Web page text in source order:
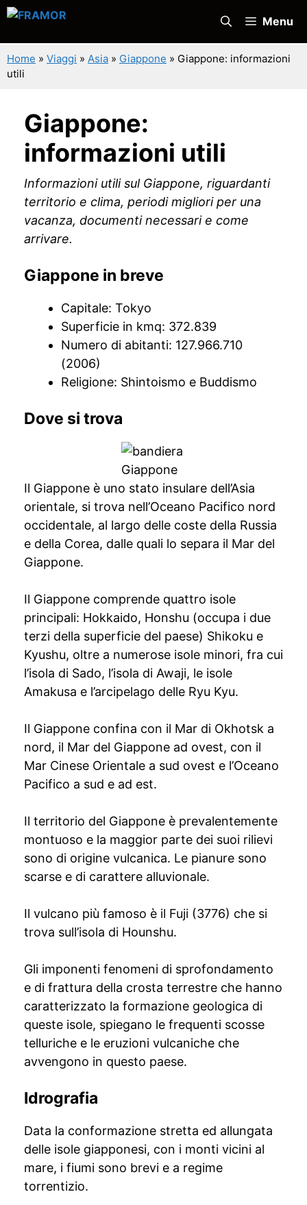
Vai
contenuto
Menu
Home » Viaggi » Asia » Giappone » Giappone: informazioni
utili
Giappone:
informazioni utili
Informazioni utili sul Giappone, riguardanti
territorio e clima, periodi migliori per una
vacanza, documenti necessari e come
arrivare.
Giappone in breve
Capitale: Tokyo
Superficie in kmq: 372.839
Numero di abitanti: 127.966.710
(2006)
Religione: Shintoismo e Buddismo
Dove si trova
Il Giappone è uno stato insulare dell’Asia
orientale, si trova nell’Oceano Pacifico nord
occidentale, al largo delle coste della Russia
e della Corea, dalle quali lo separa il Mar del
Giappone.
Il Giappone comprende quattro isole
principali: Hokkaido, Honshu (occupa i due
terzi della superficie del paese) Shikoku e
Kyushu, oltre a numerose isole minori, fra cui
l’isola di Sado, l’isola di Awaji, le isole
Amakusa e l’arcipelago delle Ryu Kyu.
Il Giappone confina con il Mar di Okhotsk a
nord, il Mar del Giappone ad ovest, con il
Mar Cinese Orientale a sud ovest e l’Oceano
Pacifico a sud e ad est.
Il territorio del Giappone è prevalentemente
montuoso e la maggior parte dei suoi rilievi
sono di origine vulcanica. Le pianure sono
scarse e di carattere alluvionale.
Il vulcano più famoso è il Fuji (3776) che si
trova sull’isola di Hounshu.
Gli imponenti fenomeni di sprofondamento
e di frattura della crosta terrestre che hanno
caratterizzato la formazione geologica di
queste isole, spiegano le frequenti scosse
telluriche e le eruzioni vulcaniche che
avvengono in questo paese.
Idrografia
Data la conformazione stretta ed allungata
delle isole giapponesi, con i monti vicini al
mare, i fiumi sono brevi e a regime
torrentizio.